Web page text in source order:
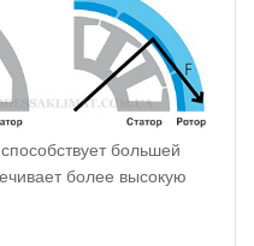
большей
более высокую